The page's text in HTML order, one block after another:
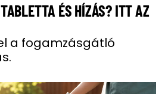
ÉS HÍZÁS? ITT AZ
a fogamzásgátló